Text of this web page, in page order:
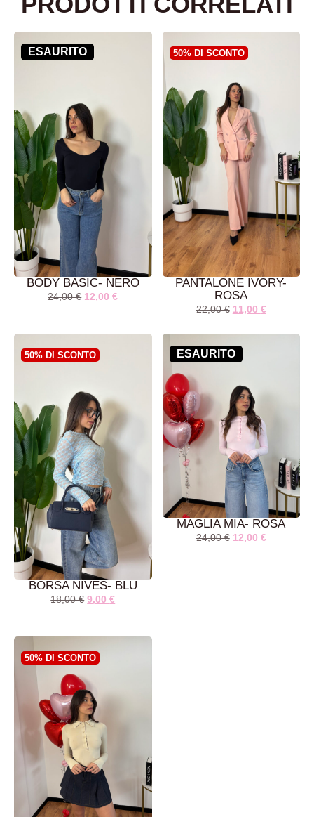
ESAURITO
BODY BASIC- NERO
24,00€ 12,00€
50% DI SCONTO
PANTALONE IVORY-
ROSA
22,00€ 11,00 €
50% DI SCONTO
BORSA NIVES- BLU
18,00€ 9,00€
ESAURITO
MAGLIA MIA- ROSA
24,00€ 12,00 €
50% DI SCONTO